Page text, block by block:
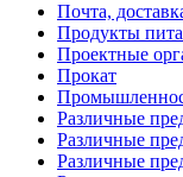
Почта,
Продукты
Проектные
Прокат
Различные
Различные
Различные